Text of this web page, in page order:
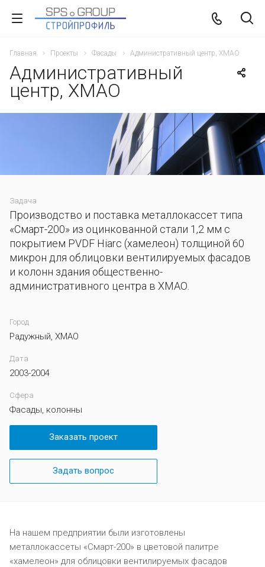
Главная Проекты Фасады Административный центр, ХМАО
Административный
центр, ХМАО
Задача
Производство и поставка металлокассет типа
«Смарт-200» из оцинкованной стали 1,2 мм с
покрытием PVDF Hiarc (хамелеон) толщиной 60
микрон для облицовки вентилируемых фасадов
и колонн здания общественно-
административного центра в ХМАО.
Город
Радужный, ХМАО
Дата
2003-2004
Сфера
Фасады, колонны
Заказать проект
Задать вопрос
На нашем предприятии были изготовлены
металлокассеты «Смарт-200» в цветовой палитре
«хамелеон» для облицовки вентилируемых фасадов